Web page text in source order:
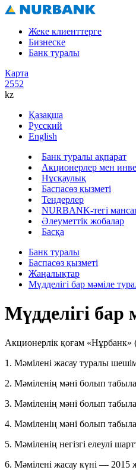
Жеке клиенттерге
Бизнеске
Банк туралы
Карта
2552
kz
Қазақша
Русский
English
Банк туралы ақпарат
Акционерлер мен
Нұсқаулық
Баспасөз қызметі
Тендерлер
NURBANK-тегі
Әлеуметтік жобалар
Басқа
Банк туралы
Баспасөз қызметі
Жаңалықтар
Мүдделігі бар мәміле
Мүдделігі бар
Акционерлік қоғам «Нұрбанк»
1. Мәмілені жасау туралы
2. Мәміленің мәні болып
3. Мәміленің мәні болып
4. Мәміленің мәні болып
5. Мәміленің негізгі елеулі
6. Мәмілені жасау күні —